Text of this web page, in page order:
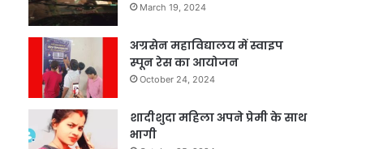
March 19, 2024
अग्रसेन महाविद्यालय में स्वाइप
स्पून रेस का आयोजन
October 24, 2024
शादीशुदा महिला अपने प्रेमी के साथ
भागी